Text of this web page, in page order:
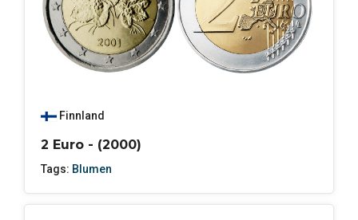
Finnland
2 Euro - (2000)
Tags: Blumen